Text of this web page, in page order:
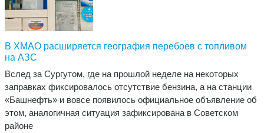
В ХМАО расширяется география перебоев с топливом
на АЗС
Вслед за Сургутом, где на прошлой неделе на некоторых
заправках фиксировалось отсутствие бензина, а на станции
«Башнефть» и вовсе появилось официальное объявление об
этом, аналогичная ситуация зафиксирована в Советском
районе